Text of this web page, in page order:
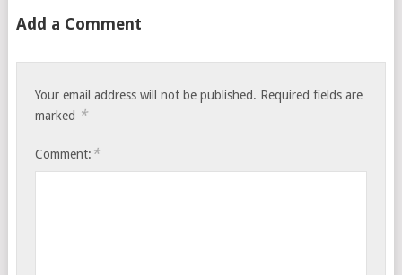
Add a Comment
Your email address will not be published. Required fields are
marked *
Comment: *